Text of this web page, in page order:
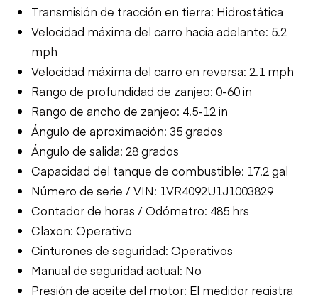
Transmisión de tracción en tierra: Hidrostática
Velocidad máxima del carro hacia adelante: 5.2
mph
Velocidad máxima del carro en reversa: 2.1 mph
Rango de profundidad de zanjeo: 0-60 in
Rango de ancho de zanjeo: 4.5-12 in
Ángulo de aproximación: 35 grados
Ángulo de salida: 28 grados
Capacidad del tanque de combustible: 17.2 gal
Número de serie / VIN: 1VR4092U1J1003829
Contador de horas / Odómetro: 485 hrs
Claxon: Operativo
Cinturones de seguridad: Operativos
Manual de seguridad actual: No
Presión de aceite del motor: El medidor registra